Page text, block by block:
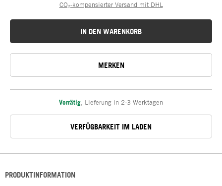
CO₂-kompensierter Versand mit DHL
IN DEN WARENKORB
MERKEN
Vorrätig Lieferung in 2-3 Werktagen
VERFÜGBARKEIT IM LADEN
PRODUKTINFORMATION